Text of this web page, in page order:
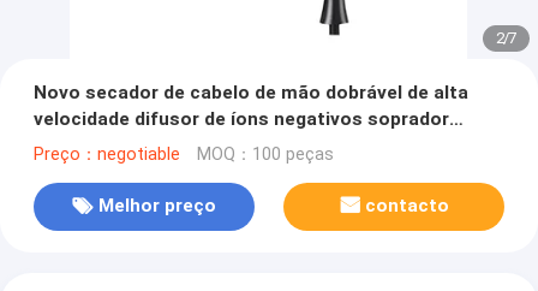
2/7
Novo secador de cabelo de mão dobrável de alta
velocidade difusor de íons negativos soprador
secador de cabelo para equipamentos de salão
Preço：negotiable MOQ：100 peças
Melhor preço contacto